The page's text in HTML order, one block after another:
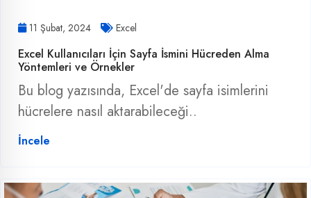
11 Şubat, 2024 Excel
Excel Kullanıcıları İçin Sayfa İsmini Hücreden Alma
Yöntemleri ve Örnekler
Bu blog yazısında, Excel'de sayfa isimlerini
hücrelere nasıl aktarabileceği..
İncele